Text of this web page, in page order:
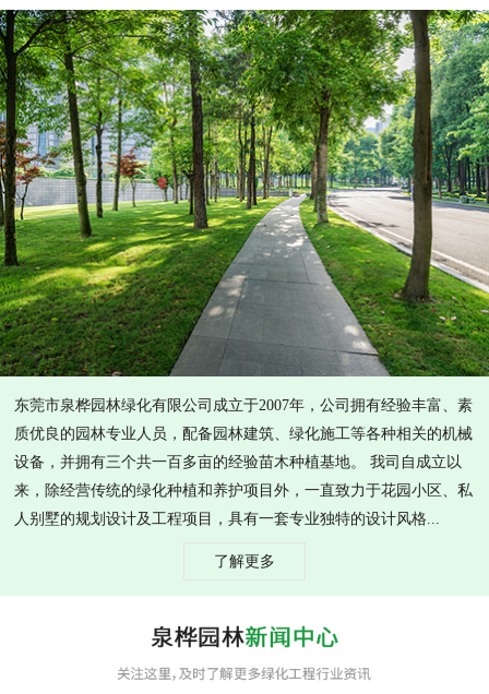
东莞市泉桦园林绿化有限公司成立于2007年，公司拥有经验丰富、素
质优良的园林专业人员，配备园林建筑、绿化施工等各种相关的机械
设备，并拥有三个共一百多亩的经验苗木种植基地。 我司自成立以
来，除经营传统的绿化种植和养护项目外，一直致力于花园小区、私
人别墅的规划设计及工程项目，具有一套专业独特的设计风格...
了解更多